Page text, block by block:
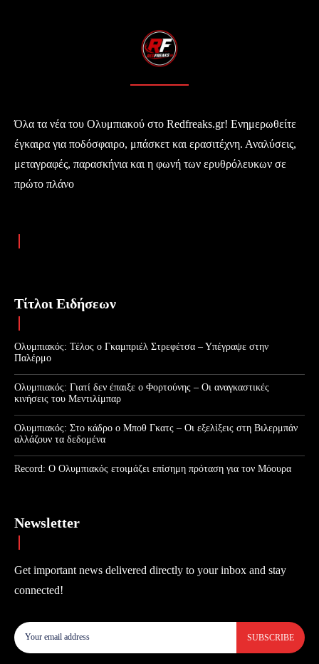
Όλα τα νέα του Ολυμπιακού στο Redfreaks.gr! Ενημερωθείτε
έγκαιρα για ποδόσφαιρο, μπάσκετ και ερασιτέχνη. Αναλύσεις,
μεταγραφές, παρασκήνια και η φωνή των ερυθρόλευκων σε
πρώτο πλάνο
Τίτλοι Ειδήσεων
Ολυμπιακός: Τέλος ο Γκαμπριέλ Στρεφέτσα – Υπέγραψε στην
Παλέρμο
Ολυμπιακός: Γιατί δεν έπαιξε ο Φορτούνης – Οι αναγκαστικές
κινήσεις του Μεντιλίμπαρ
Ολυμπιακός: Στο κάδρο ο Μποθ Γκατς – Οι εξελίξεις στη Βιλερμπάν
αλλάζουν τα δεδομένα
Record: Ο Ολυμπιακός ετοιμάζει επίσημη πρόταση για τον Μόουρα
Newsletter
Get important news delivered directly to your inbox and stay
connected!
SUBSCRIBE